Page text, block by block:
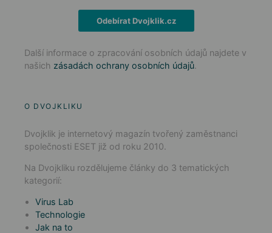
Odebírat Dvojklik.cz
Další informace o zpracování osobních údajů najdete v
našich zásadách ochrany osobních údajů.
O DVOJKLIKU
Dvojklik je internetový magazín tvořený zaměstnanci
společnosti ESET již od roku 2010.
Na Dvojkliku rozdělujeme články do 3 tematických
kategorií:
Virus Lab
Technologie
Jak na to